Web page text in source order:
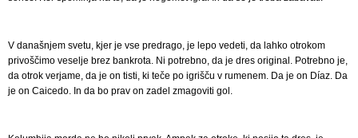
V današnjem svetu, kjer je vse predrago, je lepo vedeti, da lahko otrokom
privoščimo veselje brez bankrota. Ni potrebno, da je dres original. Potrebno je,
da otrok verjame, da je on tisti, ki teče po igrišču v rumenem. Da je on Díaz. Da
je on Caicedo. In da bo prav on zadel zmagoviti gol.